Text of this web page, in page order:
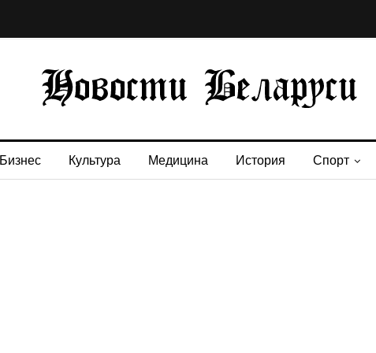
Бизнес Культура Медицина История Спорт